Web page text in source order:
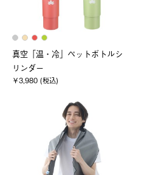
真空「温・冷」ペットボトルシ
リンダー
￥3,980 (税込)